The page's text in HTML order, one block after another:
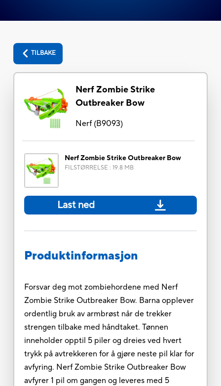
TILBAKE
Nerf Zombie Strike
Outbreaker Bow
Nerf(B9093)
Nerf Zombie Strike Outbreaker Bow
FILSTØRRELSE : 19.8 MB
Last ned
Produktinformasjon
Forsvar deg mot zombiehordene med Nerf
Zombie Strike Outbreaker Bow. Barna opplever
ordentlig bruk av armbrøst når de trekker
strengen tilbake med håndtaket. Tønnen
inneholder opptil 5 piler og dreies ved hvert
trykk på avtrekkeren for å gjøre neste pil klar for
avfyring. Nerf Zombie Strike Outbreaker Bow
avfyrer 1 pil om gangen og leveres med 5